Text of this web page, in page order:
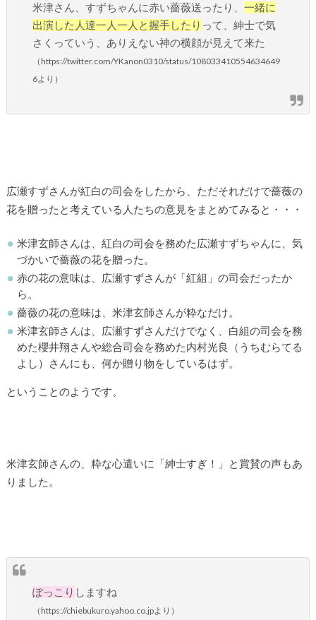
米津さん、すずちゃんに赤い薔薇送ったり、一緒に
出演した人達一人一人と握手したり って、紳士で気
さくっていう、ありえない神の横顔が見えて来た
（https://twitter.com/YKanon0310/status/108033410554634649
6より）
広瀬すずさんが紅白の司会をしたから、ただそれだけで薔薇の
花を贈ったと考えている人たちの意見をまとめてみると・・・
米津玄師さんは、紅白の司会を務めた広瀬すずちゃんに、気
づかいで薔薇の花を贈った。
赤の花の意味は、広瀬すずさんが「紅組」の司会だったか
ら。
薔薇の花の意味は、米津玄師さんが粋なだけ。
米津玄師さんは、広瀬すずさんだけでなく、白組の司会を務
めた櫻井翔さんや総合司会を務めた内村光良（うちむらてる
よし）さんにも、何か贈り物をしているはず。
ということのようです。
米津玄師さんの、粋な心遣いに「紳士すぎ！」と賞賛の声もあ
りました。
ぽっこり しますね
（https://chiebukuro.yahoo.co.jpより）